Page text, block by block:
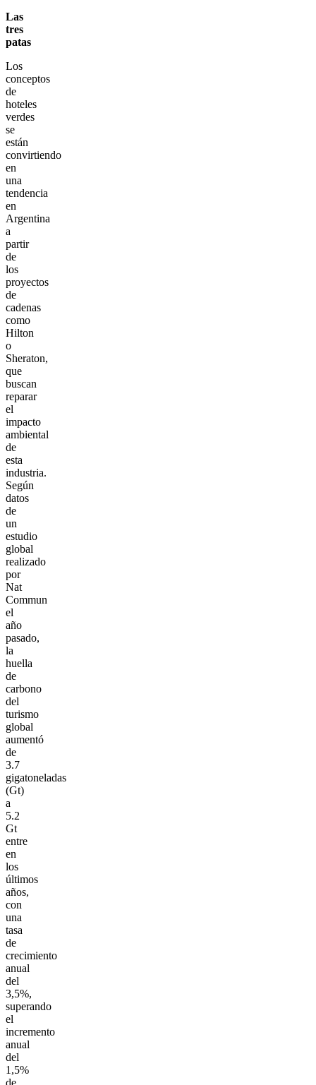
Las
tres
patas
Los
conceptos
de
hoteles
verdes
se
están
convirtiendo
en
una
tendencia
en
Argentina
a
partir
de
los
proyectos
de
cadenas
como
Hilton
o
Sheraton,
que
buscan
reparar
el
impacto
ambiental
de
esta
industria.
Según
datos
de
un
estudio
global
realizado
por
Nat
Commun
el
año
pasado,
la
huella
de
carbono
del
turismo
global
aumentó
de
3.7
gigatoneladas
(Gt)
a
5.2
Gt
entre
en
los
últimos
años,
con
una
tasa
de
crecimiento
anual
del
3,5%,
superando
el
incremento
anual
del
1,5%